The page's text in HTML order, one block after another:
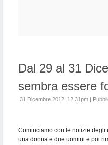
Dal 29 al 31
sembra essere
31 Dicembre 2012, 12:31pm |
Cominciamo con le notizie degli
una donna e due uomini e poi